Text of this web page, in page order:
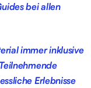
bei allen
immer inklusive
Erlebnisse